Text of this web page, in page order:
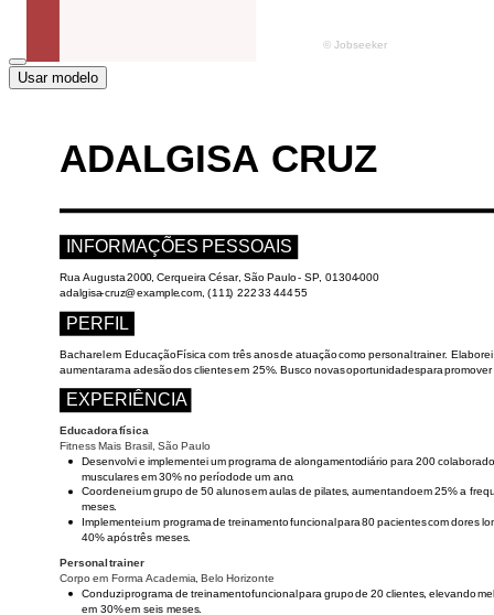
Usar modelo